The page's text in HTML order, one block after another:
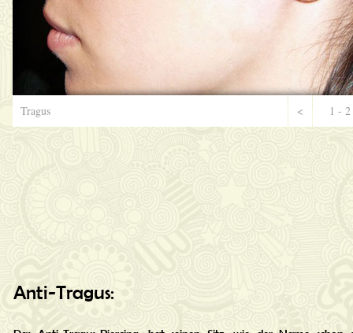
Tragus 1 - 2
<
Anti-Tragus: